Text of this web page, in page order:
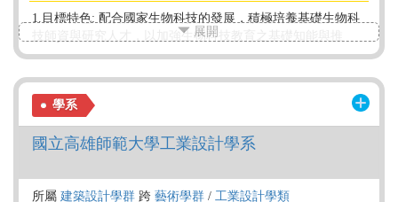
1.目標特色: 配合國家生物科技的發展，積極培養基礎生物科
技師資與研究人才，以加強生物科技教育之基礎知能與推
廣。 2.課程特色: 本系課程設計方向，採植物暨微生物、生物
展開
學系
國立高雄師範大學工業設計學系
所屬 建築設計學群 跨 藝術學群 / 工業設計學類